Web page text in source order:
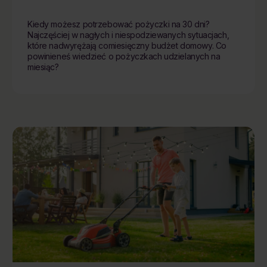
Kiedy możesz potrzebować pożyczki na 30 dni?
Najczęściej w nagłych i niespodziewanych sytuacjach,
które nadwyrężają comiesięczny budżet domowy. Co
powinieneś wiedzieć o pożyczkach udzielanych na
miesiąc?